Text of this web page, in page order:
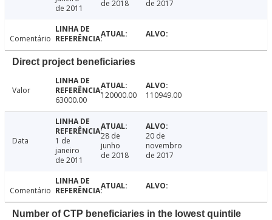
de 2011
de 2018
de 2017
Comentário
Direct project beneficiaries
Valor
63000.00
120000.00 110949.00
Data
1 de
janeiro
de 2011
28 de
junho
de 2018
20 de
novembro
de 2017
Comentário
Number of CTP beneficiaries in the lowest quintile